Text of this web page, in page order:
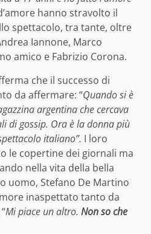
hanno stravolto il
spettacolo, tra tante, oltre
Iannone, Marco
amico e Fabrizio Corona.
che il successo di
da affermare: “Quando si è
argentina che cercava
di gossip. Ora è la donna più
italiano”. I loro
le copertine dei giornali ma
nella vita della bella
uomo, Stefano De Martino
inaspettato tanto da
Mi piace un altro. Non so che